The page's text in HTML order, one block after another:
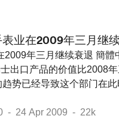
业在2009年三月继
2009年三月继续衰退 簡
出口产品的价值比2008
势已经导致这个部门在
- 24 Apr 2009 - 22k